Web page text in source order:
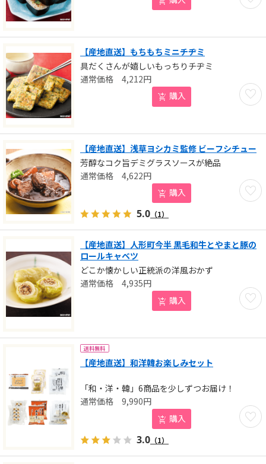
【産地直送】もちもちミニチヂミ
具だくさんが嬉しいもっちりチヂミ
お気
4,212円
購入
【産地直送】浅草ヨシカミ監修 ビーフシチュー
芳醇なコク旨デミグラスソースが絶品
お気
4,622円
購入
5.0 （1）
【産地直送】人形町今半 黒毛和牛とやまと豚の
ロールキャベツ
どこか懐かしい正統派の洋風おかず
お気
4,935円
購入
送料無料
【産地直送】和洋韓お楽しみセット
「和・洋・韓」6商品を少しずつお届け！
お気
9,990円
購入
3.0 （1）